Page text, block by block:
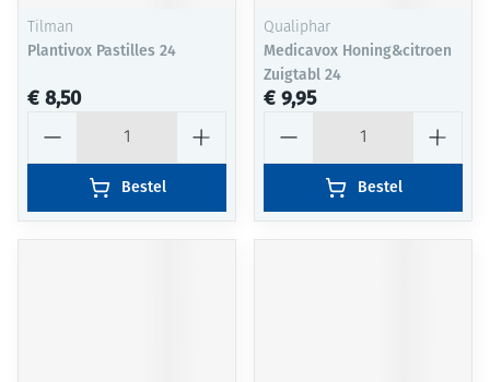
Tilman
Plantivox Pastilles 24
€ 8,50
Bestel
Qualiphar
Medicavox Honing&citroen
Zuigtabl 24
€ 9,95
Bestel